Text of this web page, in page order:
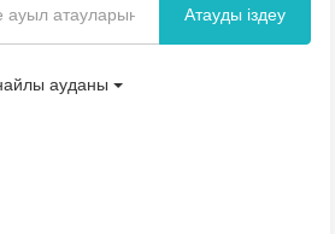
Атауды іздеу
ауданы